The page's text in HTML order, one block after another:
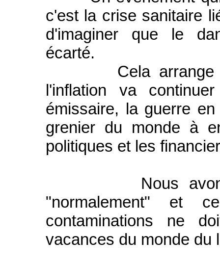
c'est la crise sanitaire
d'imaginer que le
écarté.
Cela arrange
l'inflation va
émissaire, la guerre
grenier du monde à
politiques et les
Nous avons,
"normalement"
contaminations ne
vacances du monde du